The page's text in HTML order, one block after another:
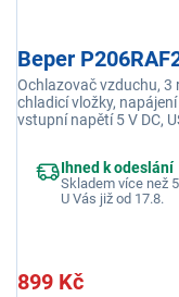
Beper
Ochlazovač vzduchu, 3
chladicí vložky,
vstupní napětí 5 V DC,
Ihned k odeslání
Skladem více než
U Vás již od 17.8.
899 Kč